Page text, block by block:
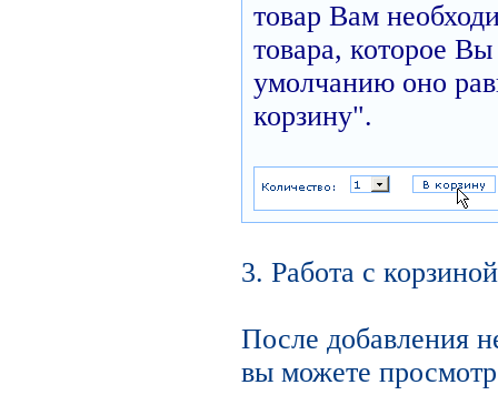
товар Вам
товара, которое Вы
умолчанию оно
корзину".
3. Работа с корзиной
После добавления
вы можете